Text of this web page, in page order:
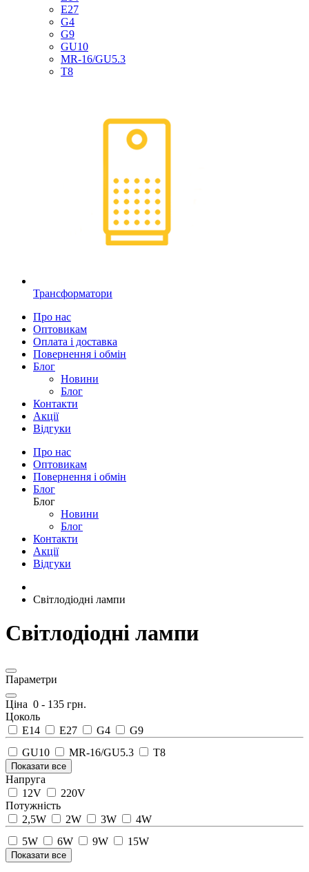
E27
G4
G9
GU10
MR-16/GU5.3
T8
Трансформатори
Про нас
Оптовикам
Оплата і доставка
Повернення і обмін
Блог
Новини
Блог
Контакти
Акції
Відгуки
Про нас
Оптовикам
Повернення і обмін
Блог
Блог
Новини
Блог
Контакти
Акції
Відгуки
Світлодіодні лампи
Світлодіодні лампи
Параметри
Ціна 0 - 135 грн.
Цоколь
E14
E27 G4
G9
GU10
MR-16/GU5.3 T8
Показати все
Напруга
12V
220V
Потужність
2,5W
2W 3W
4W
5W
6W 9W 15W
Показати все